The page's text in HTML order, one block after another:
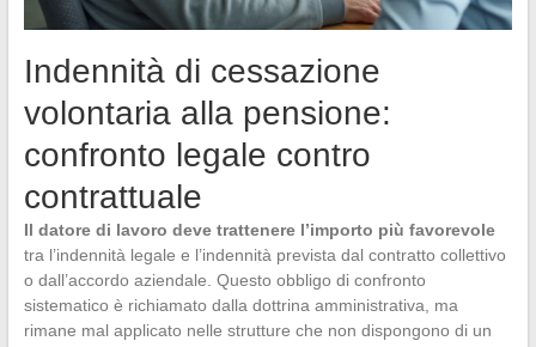
Indennità di cessazione
volontaria alla pensione:
confronto legale contro
contrattuale
Il datore di lavoro deve trattenere l’importo più favorevole
tra l’indennità legale e l’indennità prevista dal contratto collettivo
o dall’accordo aziendale. Questo obbligo di confronto
sistematico è richiamato dalla dottrina amministrativa, ma
rimane mal applicato nelle strutture che non dispongono di un